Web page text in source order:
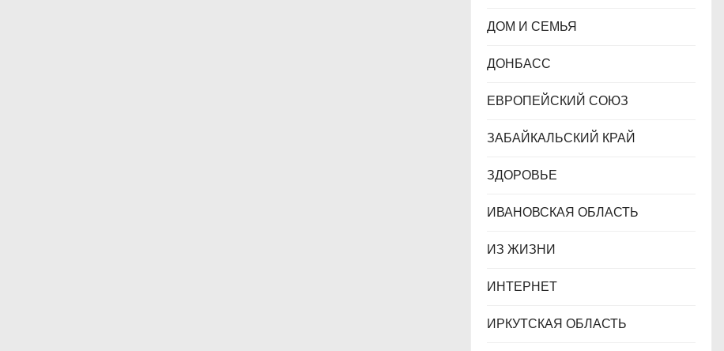
ДОМ И СЕМЬЯ
ДОНБАСС
ЕВРОПЕЙСКИЙ СОЮЗ
ЗАБАЙКАЛЬСКИЙ КРАЙ
ЗДОРОВЬЕ
ИВАНОВСКАЯ ОБЛАСТЬ
ИЗ ЖИЗНИ
ИНТЕРНЕТ
ИРКУТСКАЯ ОБЛАСТЬ